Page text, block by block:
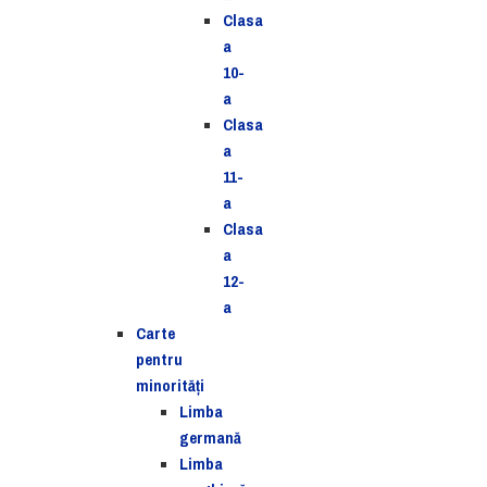
Clasa
a
10-
a
Clasa
a
11-
a
Clasa
a
12-
a
Carte
pentru
minorităţi
Limba
germană
Limba